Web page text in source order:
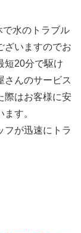
水のトラブル
ざいますのでお
短20分で駆け
さんのサービス
際はお客様に安
す。
フが迅速にトラ